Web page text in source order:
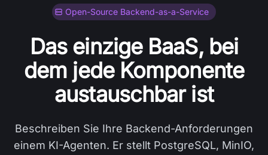
Open-Source Backend-as-a-Service
Das einzige BaaS, bei
dem jede Komponente
austauschbar ist
Beschreiben Sie Ihre Backend-Anforderungen
einem KI-Agenten. Er stellt PostgreSQL, MinIO,